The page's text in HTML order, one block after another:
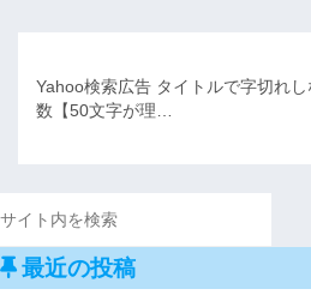
Yahoo検索広告 タイトルで字切れ
数【50文字が理…
最近の投稿